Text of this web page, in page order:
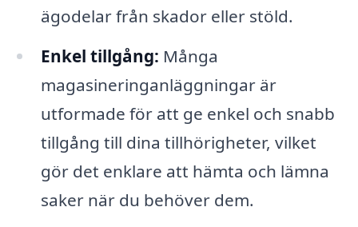
ägodelar från skador eller stöld.
Enkel tillgång: Många
magasineringanläggningar är
utformade för att ge enkel och snabb
tillgång till dina tillhörigheter, vilket
gör det enklare att hämta och lämna
saker när du behöver dem.